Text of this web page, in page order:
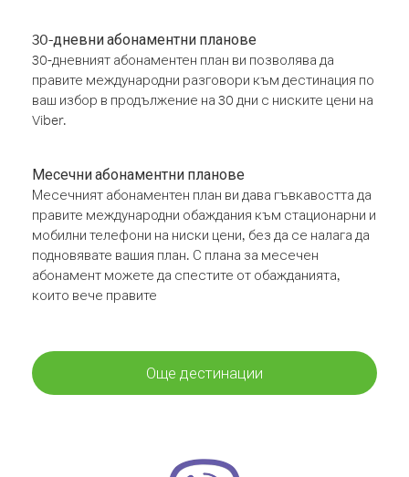
30-дневни абонаментни планове
30-дневният абонаментен план ви позволява да
правите международни разговори към дестинация по
ваш избор в продължение на 30 дни с ниските цени на
Viber.
Месечни абонаментни планове
Месечният абонаментен план ви дава гъвкавостта да
правите международни обаждания към стационарни и
мобилни телефони на ниски цени, без да се налага да
подновявате вашия план. С плана за месечен
абонамент можете да спестите от обажданията,
които вече правите
Още дестинации